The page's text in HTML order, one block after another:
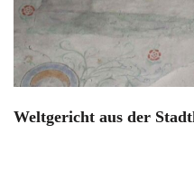
Weltgericht aus der